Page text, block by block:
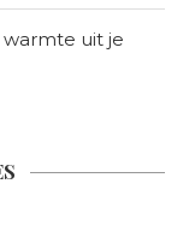
warmte uit je